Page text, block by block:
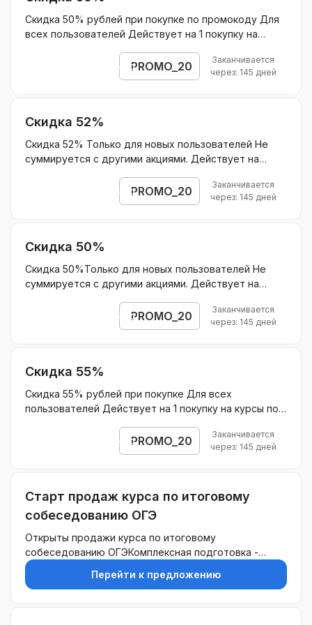
Скидка 50% рублей при покупке по промокоду Для
всех пользователей Действует на 1 покупку на
на продление подписки в последующие месяцы
Действует на курсы по подписке для подготовки к
PROMO_20
Открыть промокод
Заканчивается
через: 145 дней
Скидка 52%
Скидка 52% Только для новых пользователей Не
суммируется с другими акциями. Действует на
Без ограничения скидки.PROMO_20
Открыть промокод
Заканчивается
через: 145 дней
Скидка 50%
Скидка 50%Только для новых пользователей Не
суммируется с другими акциями. Действует на
Не действует на ОГЭ и ЕГЭБез ограничения скидки.
PROMO_20
Открыть промокод
Заканчивается
через: 145 дней
Скидка 55%
Скидка 55% рублей при покупке Для всех
пользователей Действует на 1 покупку на курсы по
продление подписки в последующие месяцы
Действует на курсы по подписке для подготовки к
PROMO_20
Открыть промокод
Заканчивается
через: 145 дней
Старт продаж курса по итоговому
собеседованию ОГЭ
Открыты продажи курса по итоговому
собеседованию ОГЭКомплексная подготовка -
структурированная, полноценная эффективная
подготовка к собеседованию. Глубокое понимание
Перейти к предложению